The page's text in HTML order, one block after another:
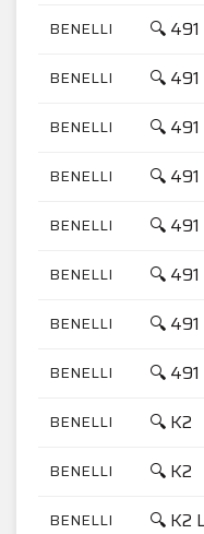
BENELLI 🔍 491
BENELLI 🔍 491
BENELLI 🔍 491
BENELLI 🔍
BENELLI 🔍
BENELLI 🔍
BENELLI 🔍
BENELLI 🔍
BENELLI 🔍 K2
BENELLI 🔍 K2
BENELLI 🔍 K2